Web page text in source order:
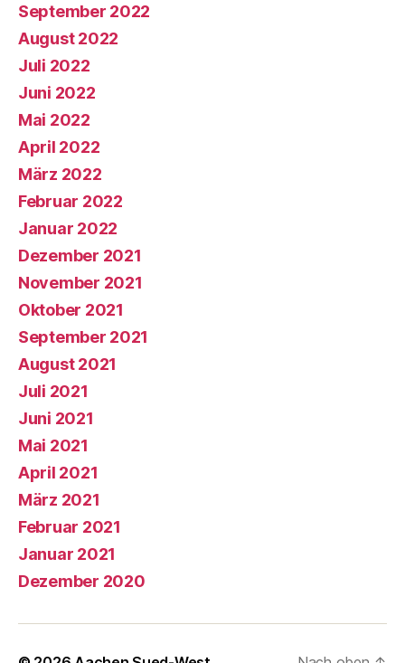
September 2022
August 2022
Juli 2022
Juni 2022
Mai 2022
April 2022
März 2022
Februar 2022
Januar 2022
Dezember 2021
November 2021
Oktober 2021
September 2021
August 2021
Juli 2021
Juni 2021
Mai 2021
April 2021
März 2021
Februar 2021
Januar 2021
Dezember 2020